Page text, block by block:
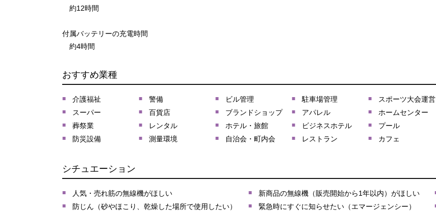
約12時間
付属バッテリーの充電時間
約4時間
おすすめ業種
介護福祉 警備 ビル管理 駐車場管理 スポーツ大会運営
スーパー
百貨店 ブランドショップ アパレル ホームセンター
葬祭業
レンタル ホテル・旅館 ビジネスホテル プール
防災設備
測量環境 自治会・町内会 レストラン カフェ
シチュエーション
人気・売れ筋の無線機がほしい 新商品の無線機（販売開始から1年以内）がほしい
防じん（砂やほこり、乾燥した場所で使用したい）
緊急時にすぐに知らせたい（エマージェンシー）